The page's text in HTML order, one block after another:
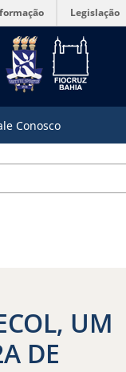
Legislação
Conosco
UM
DE